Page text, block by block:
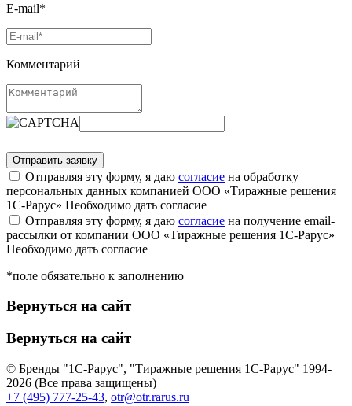
E-mail*
Комментарий
Отправляя эту форму, я даю согласие на обработку
персональных данных компанией ООО «Тиражные решения
1С-Рарус» Необходимо дать согласие
Отправляя эту форму, я даю согласие на получение email-
рассылки от компании ООО «Тиражные решения 1С-Рарус»
Необходимо дать согласие
*поле обязательно к заполнению
Вернуться на сайт
Вернуться на сайт
© Бренды "1С-Рарус", "Тиражные решения 1С-Рарус" 1994-
2026 (Все права защищены)
+7 (495) 777-25-43, otr@otr.rarus.ru